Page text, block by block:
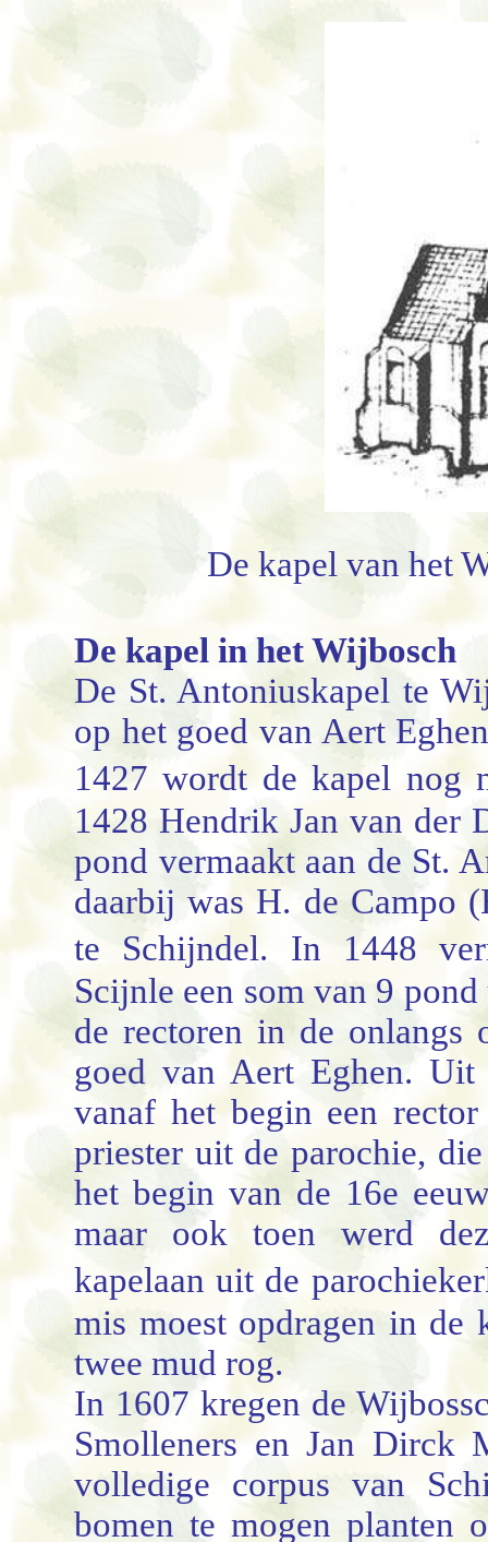
De kapel van het
De kapel in het Wijbosch
De St. Antoniuskapel te
op het goed van Aert
1427 wordt de kapel
1428 Hendrik Jan van der
pond vermaakt aan de St.
daarbij was H. de Campo
te Schijndel. In 1448
Scijnle een som van 9
de rectoren in de onlangs
goed van Aert Eghen.
vanaf het begin een
priester uit de parochie,
het begin van de 16e
maar ook toen werd
kapelaan uit de
mis moest opdragen in
twee mud rog.
In 1607 kregen de
Smolleners en Jan Dirck
volledige corpus van
bomen te mogen planten